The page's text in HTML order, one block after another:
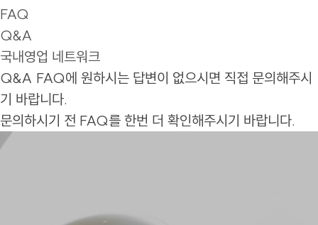
FAQ
Q&A
국내영업 네트워크
Q&A FAQ에 원하시는 답변이 없으시면 직접 문의해주시
기 바랍니다.
문의하시기 전 FAQ를 한번 더 확인해주시기 바랍니다.